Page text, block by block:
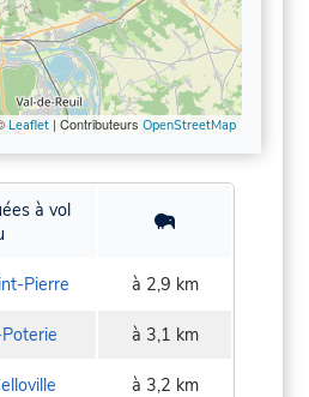
Leaflet| Contributeurs OpenStreetMap
à vol
Pierre à 2,9 km
à 3,1 km
à 3,2 km